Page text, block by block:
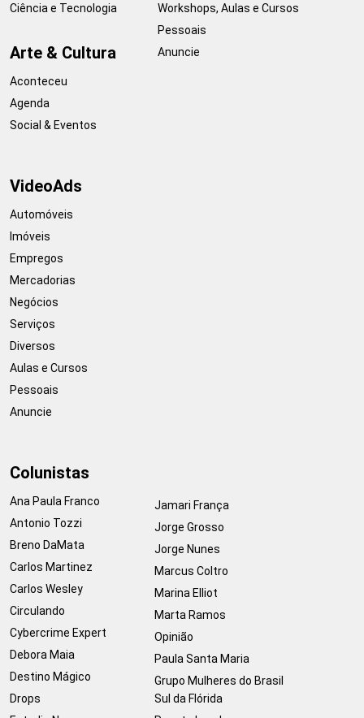
Ciência e Tecnologia
Arte & Cultura
Aconteceu
Agenda
Social & Eventos
Workshops, Aulas e Cursos
Pessoais
Anuncie
VideoAds
Automóveis
Imóveis
Empregos
Mercadorias
Negócios
Serviços
Diversos
Aulas e Cursos
Pessoais
Anuncie
Colunistas
Ana Paula Franco
Antonio Tozzi
Breno DaMata
Carlos Martinez
Carlos Wesley
Circulando
Cybercrime Expert
Debora Maia
Destino Mágico
Drops
Jamari França
Jorge Grosso
Jorge Nunes
Marcus Coltro
Marina Elliot
Marta Ramos
Opinião
Paula Santa Maria
Grupo Mulheres do Brasil
Sul da Flórida